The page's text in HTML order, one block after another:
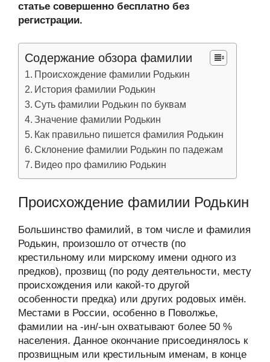
статье совершенно бесплатно без
регистрации.
Содержание обзора фамилии
Происхождение фамилии Родькин
История фамилии Родькин
Суть фамилии Родькин по буквам
Значение фамилии Родькин
Как правильно пишется фамилия Родькин
Склонение фамилии Родькин по падежам
Видео про фамилию Родькин
Происхождение фамилии Родькин
Большинство фамилий, в том числе и фамилия
Родькин, произошло от отчеств (по
крестильному или мирскому имени одного из
предков), прозвищ (по роду деятельности, месту
происхождения или какой-то другой
особенности предка) или других родовых имён.
Местами в России, особенно в Поволжье,
фамилии на -ин/-ын охватывают более 50 %
населения. Данное окончание присоединялось к
прозвищным или крестильным именам, в конце